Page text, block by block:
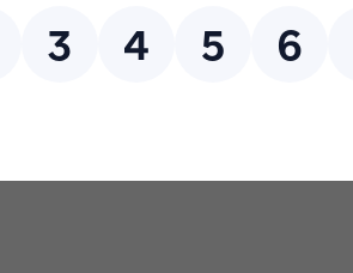
та об’єктів, що